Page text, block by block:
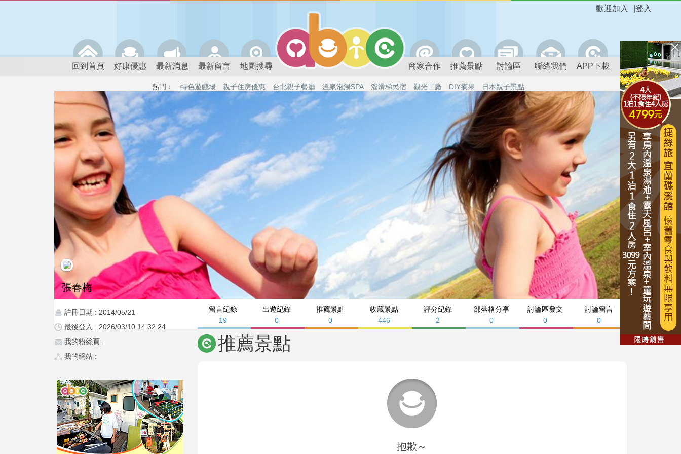
登入
歡迎加入
回到首頁 好康優惠 最新消息 最新留言 地圖搜尋 商家合作 推薦景點 討論區 聯絡我們 APP下載
熱門： 特色遊戲場 親子住房優惠 台北親子餐廳 溫泉泡湯SPA 溜滑梯民宿 觀光工廠 DIY摘果 日本親子景點
留言紀錄
19
出遊紀錄
0
推薦景點
0
收藏景點
446
評分紀錄
2
部落格分享
0
討論區發文
0
討論留言
0
張春梅
註冊日期 : 2014/05/21
最後登入 : 2026/03/10 14:32:24
我的粉絲頁 :
我的網站 :
推薦景點
抱歉～